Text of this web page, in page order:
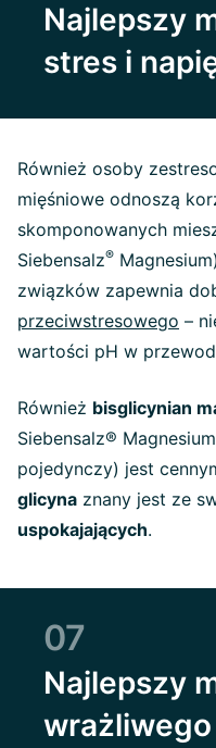
Najlepszy
stres i
Również osoby
mięśniowe odnoszą
skomponowanych
Siebensalz®
związków zapewnia
przeciwstresowego –
wartości pH w
Również bisglicynian
Siebensalz®
pojedynczy) jest
glicyna znany jest ze
uspokajających.
07
Najlepszy
wrażliwego